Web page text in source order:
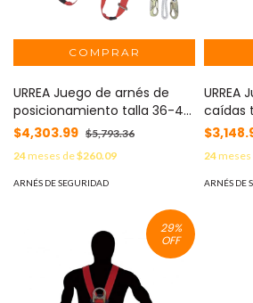
URREA Juego de arnés de
posicionamiento talla 36-40,
juego con 5 piezas MOD:
SYS-USA02A
$4,303.99 $5,793.36
24meses de$260.09
ARNÉS DE SEGURIDAD
caídas
con 4
24meses
ARNÉS DE
29%
OFF